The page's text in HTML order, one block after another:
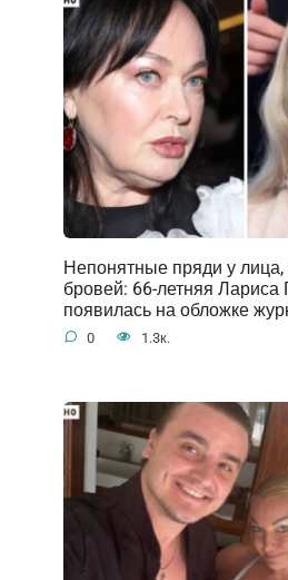
Непонятные пряди у лица,
бровей: 66-летняя Лариса
появилась на обложке
0 1.3к.